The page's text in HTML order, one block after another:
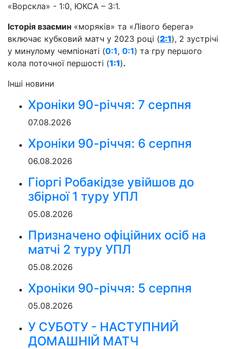
«Ворскла» - 1:0, ЮКСА – 3:1.
Історія взаємин «моряків» та «Лівого берега»
включає кубковий матч у 2023 році (2:1), 2 зустрічі
у минулому чемпіонаті (0:1, 0:1) та гру першого
кола поточної першості (1:1).
Інші новини
Хроніки 90-річчя: 7 серпня
07.08.2026
Хроніки 90-річчя: 6 серпня
06.08.2026
Гіоргі Робакідзе увійшов до
збірної 1 туру УПЛ
05.08.2026
Призначено офіційних осіб на
матчі 2 туру УПЛ
05.08.2026
Хроніки 90-річчя: 5 серпня
05.08.2026
У СУБОТУ - НАСТУПНИЙ
ДОМАШНІЙ МАТЧ